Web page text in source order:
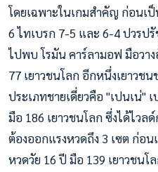
โดยเฉพาะในเกมสำคัญ ก่อนเ
6 ไทเบรก 7-5 และ 6-4 ปวรป
ไปพบ โรมัน คาร์ลามอฟ มือวา
77 เยาวชนโลก อีกหนึ่งเยาวช
ประเภทชายเดี่ยวคือ "เปนเน่"
มือ 186 เยาวชนโลก ซึ่งได้ไว
ต้องออกแรงหวดถึง 3 เซต ก่อ
หวดวัย 16 ปี มือ 139 เยาวชนโ